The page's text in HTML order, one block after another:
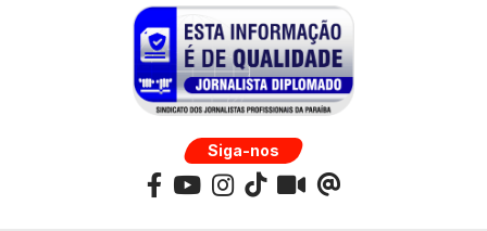
Siga-nos